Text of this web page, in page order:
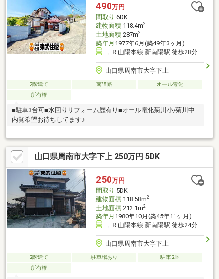
490万円
間取り 6DK
建物面積118.4m2
土地面積287m2
築年月 1977年6月(築49年3ヶ月)
ＪＲ山陽本線 新南陽駅 徒歩28分
山口県周南市大字下上
2階建て 南道路
オール電化
所有権
■駐車3台可■水回りリフォーム歴有り■オール電化菊川小/菊川中
内覧希望お待ちしてます♪
山口県周南市大字下上 250万円 5DK
250万円
間取り 5DK
建物面積118.58m2
土地面積212.1m2
築年月 1980年10月(築45年11ヶ月)
ＪＲ山陽本線 新南陽駅 徒歩24分
山口県周南市大字下上
2階建て 駐車場あり
駐車2台
所有権